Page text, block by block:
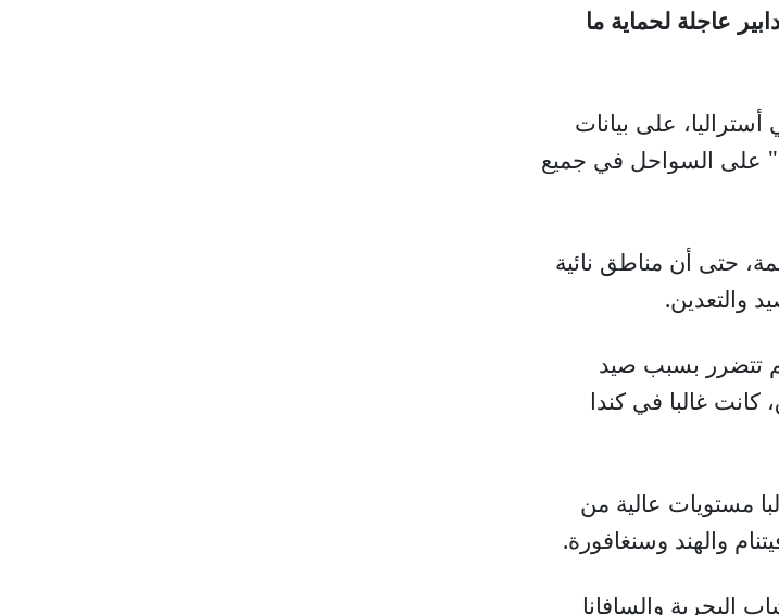
عاجلة لحماية ما
على بيانات
على السواحل في جميع
حتى أن مناطق نائية
والتعدين.
تتضرر بسبب صيد
كانت غالبا في كندا
مستويات عالية من
والهند وسنغافورة.
البحرية والسافانا